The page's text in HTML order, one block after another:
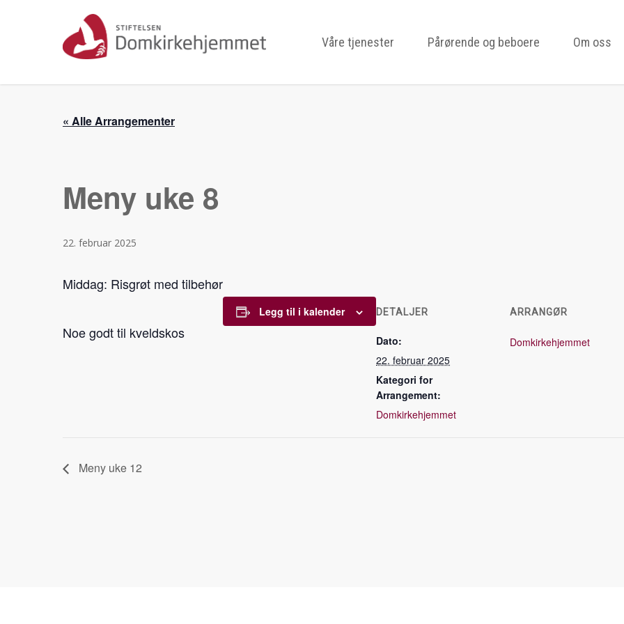
Våre tjenester Pårørende og beboere Om oss
« Alle Arrangementer
Meny uke 8
22. februar 2025
Middag: Risgrøt med tilbehør
Noe godt til kveldskos
Legg til i kalender DETALJER
Dato:
22. februar 2025
Kategori for
Arrangement:
Domkirkehjemmet
ARRANGØR
Domkirkehjemmet
Meny uke 12